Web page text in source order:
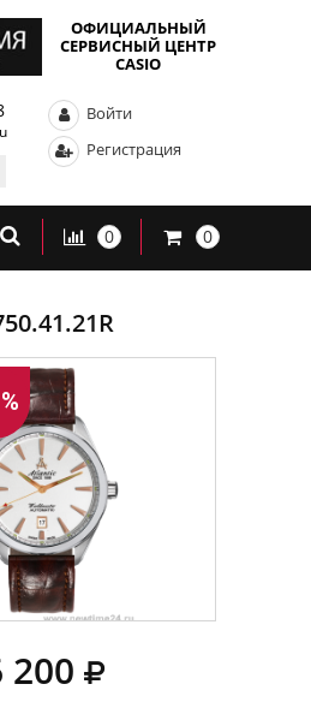
ОФИЦИАЛЬНЫЙ
СЕРВИСНЫЙ ЦЕНТР
CASIO
Войти
Регистрация
0 0
200